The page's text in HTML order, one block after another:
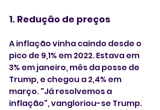
1. Redução de preços
A inflação vinha caindo desde o
pico de 9,1% em 2022. Estava em
3% em janeiro, mês da posse de
Trump, e chegou a 2,4% em
março. "Já resolvemos a
inflação", vangloriou-se Trump.